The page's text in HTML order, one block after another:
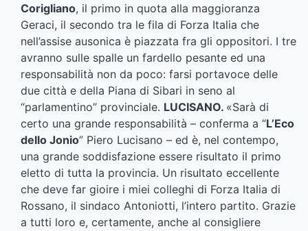
Corigliano, il primo in quota alla maggioranza
Geraci, il secondo tra le fila di Forza Italia che
nell’assise ausonica è piazzata fra gli oppositori. I tre
avranno sulle spalle un fardello pesante ed una
responsabilità non da poco: farsi portavoce delle
due città e della Piana di Sibari in seno al
“parlamentino” provinciale. LUCISANO. «Sarà di
certo una grande responsabilità – conferma a “L’Eco
dello Jonio” Piero Lucisano – ed è, nel contempo,
una grande soddisfazione essere risultato il primo
eletto di tutta la provincia. Un risultato eccellente
che deve far gioire i miei colleghi di Forza Italia di
Rossano, il sindaco Antoniotti, l’intero partito. Grazie
a tutti loro e, certamente, anche al consigliere